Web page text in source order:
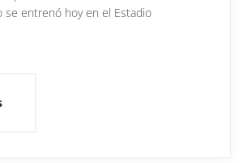
se entrenó hoy en el Estadio